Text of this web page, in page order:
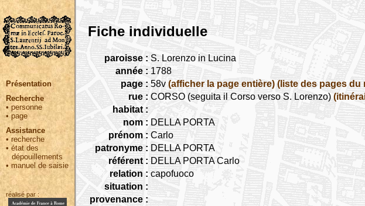
Présentation
Recherche
• personne
•page
Assistance
• recherche
•état des
dépouillements
•manuel de saisie
réalisé par :
Fiche individuelle
paroisse : S. Lorenzo in Lucina
année : 1788
page : 58v (afficher la page entière) (liste des pages du
rue : CORSO (seguita il Corso verso S. Lorenzo)
habitat :
nom : DELLA PORTA
prénom : Carlo
patronyme : DELLA PORTA
référent : DELLA PORTA Carlo
relation : capofuoco
situation :
provenance :